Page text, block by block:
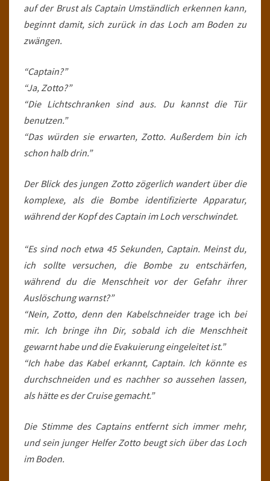
auf der Brust als Captain Umständlich erkennen kann,
beginnt damit, sich zurück in das Loch am Boden zu
zwängen.
“Captain?”
“Ja, Zotto?”
“Die Lichtschranken sind aus. Du kannst die Tür
benutzen.”
“Das würden sie erwarten, Zotto. Außerdem bin ich
schon halb drin.”
Der Blick des jungen Zotto zögerlich wandert über die
komplexe, als die Bombe identifizierte Apparatur,
während der Kopf des Captain im Loch verschwindet.
“Es sind noch etwa 45 Sekunden, Captain. Meinst du,
ich sollte versuchen, die Bombe zu entschärfen,
während du die Menschheit vor der Gefahr ihrer
Auslöschung warnst?”
“Nein, Zotto, denn den Kabelschneider trage ich bei
mir. Ich bringe ihn Dir, sobald ich die Menschheit
gewarnt habe und die Evakuierung eingeleitet ist.”
“Ich habe das Kabel erkannt, Captain. Ich könnte es
durchschneiden und es nachher so aussehen lassen,
als hätte es der Cruise gemacht.”
Die Stimme des Captains entfernt sich immer mehr,
und sein junger Helfer Zotto beugt sich über das Loch
im Boden.